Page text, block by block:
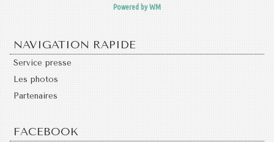
Powered by WM
NAVIGATION RAPIDE
Service presse
Les photos
Partenaires
FACEBOOK